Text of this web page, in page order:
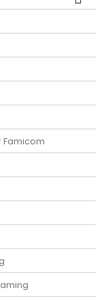
Famicom